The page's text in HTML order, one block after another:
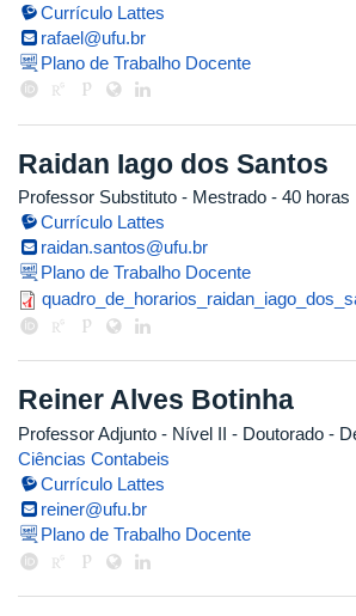
Currículo Lattes
rafael@ufu.br
Plano de Trabalho Docente
Raidan Iago dos Santos
Professor Substituto - Mestrado - 40 horas
Currículo Lattes
raidan.santos@ufu.br
Plano de Trabalho Docente
Reiner Alves Botinha
Professor Adjunto - Nível II - Doutorado -
Ciências Contabeis
Currículo Lattes
reiner@ufu.br
Plano de Trabalho Docente